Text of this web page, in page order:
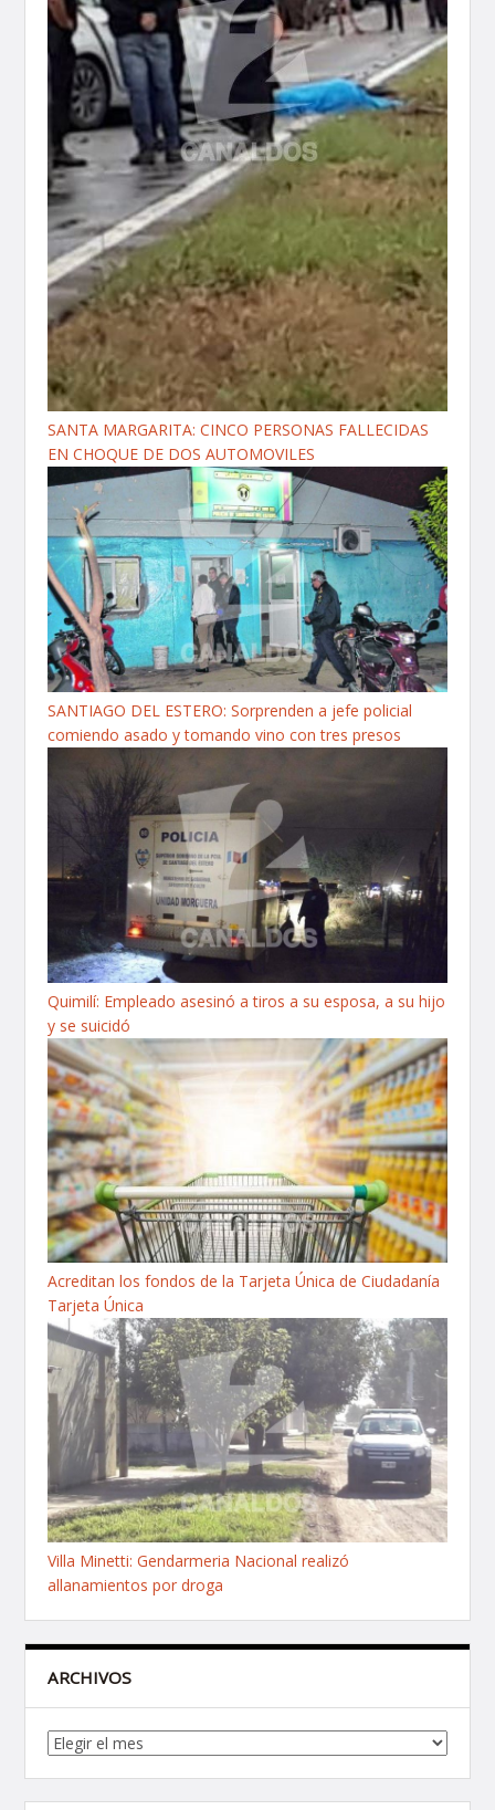
SANTA MARGARITA: CINCO PERSONAS FALLECIDAS
EN CHOQUE DE DOS AUTOMOVILES
SANTIAGO DEL ESTERO: Sorprenden a jefe policial
comiendo asado y tomando vino con tres presos
Quimilí: Empleado asesinó a tiros a su esposa, a su hijo
y se suicidó
Acreditan los fondos de la Tarjeta Única de Ciudadanía
Tarjeta Única
Villa Minetti: Gendarmeria Nacional realizó
allanamientos por droga
ARCHIVOS
Archivos